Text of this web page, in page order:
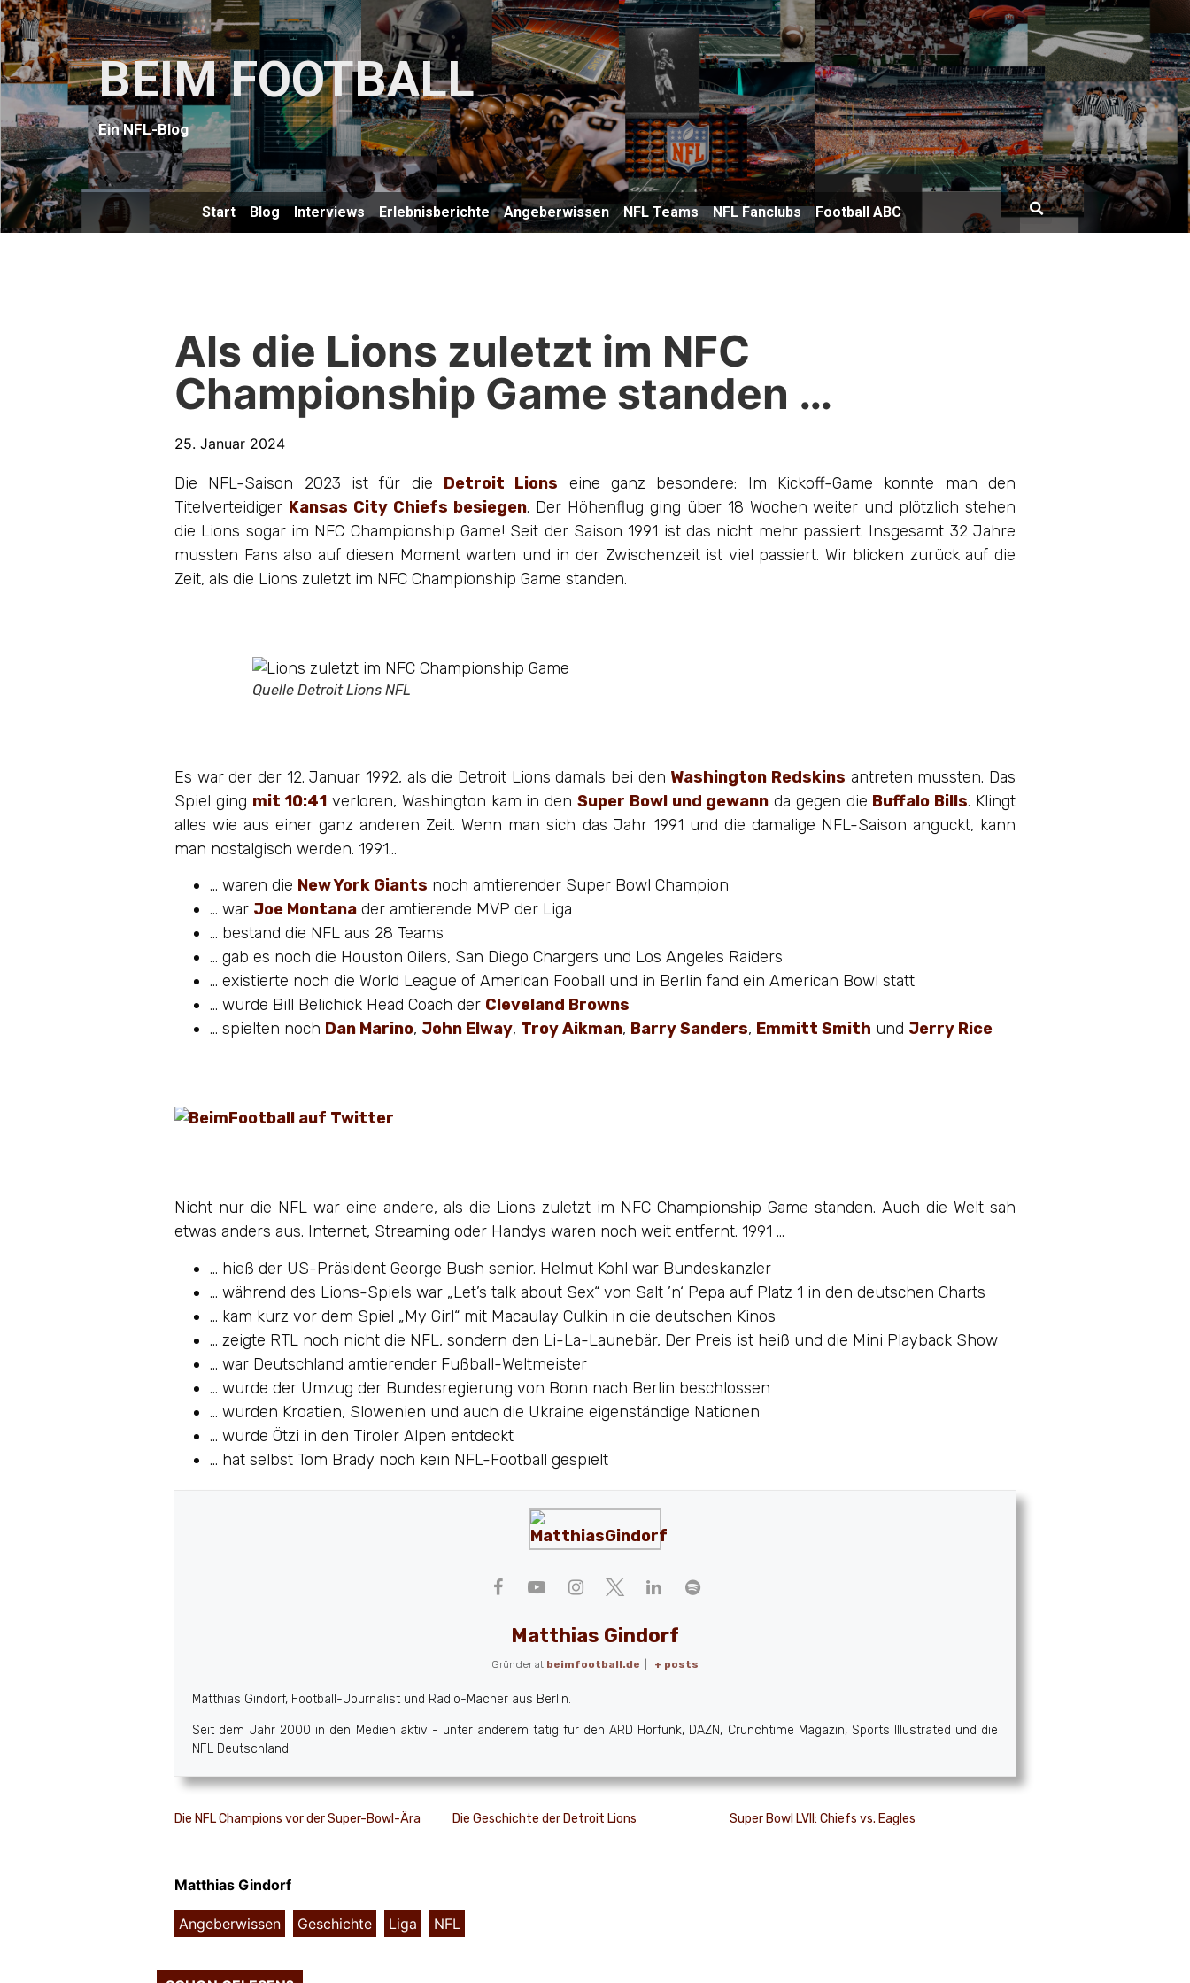
BEIM FOOTBALL
Ein NFL-Blog
Start Blog Interviews Erlebnisberichte Angeberwissen NFL Teams NFL Fanclubs Football ABC
Als die Lions zuletzt im NFC
Championship Game standen …
25. Januar 2024
Die NFL-Saison 2023 ist für die Detroit Lions eine ganz besondere: Im Kickoff-Game konnte man den
Titelverteidiger Kansas City Chiefs besiegen. Der Höhenflug ging über 18 Wochen weiter und plötzlich stehen
die Lions sogar im NFC Championship Game! Seit der Saison 1991 ist das nicht mehr passiert. Insgesamt 32 Jahre
mussten Fans also auf diesen Moment warten und in der Zwischenzeit ist viel passiert. Wir blicken zurück auf die
Zeit, als die Lions zuletzt im NFC Championship Game standen.
Quelle Detroit Lions NFL
Es war der der 12. Januar 1992, als die Detroit Lions damals bei den Washington Redskins antreten mussten. Das
Spiel ging mit 10:41 verloren, Washington kam in denSuper Bowl und gewann da gegen die Buffalo Bills. Klingt
alles wie aus einer ganz anderen Zeit. Wenn man sich das Jahr 1991 und die damalige NFL-Saison anguckt, kann
man nostalgisch werden. 1991…
… waren die New York Giants noch amtierender Super Bowl Champion
… war Joe Montana der amtierende MVP der Liga
… bestand die NFL aus 28 Teams
… gab es noch die Houston Oilers, San Diego Chargers und Los Angeles Raiders
… existierte noch die World League of American Fooball und in Berlin fand ein American Bowl statt
… wurde Bill Belichick Head Coach der Cleveland Browns
… spielten noch Dan Marino, John Elway, Troy Aikman, Barry Sanders, Emmitt Smith und Jerry Rice
Nicht nur die NFL war eine andere, als die Lions zuletzt im NFC Championship Game standen. Auch die Welt sah
etwas anders aus. Internet, Streaming oder Handys waren noch weit entfernt. 1991 …
… hieß der US-Präsident George Bush senior. Helmut Kohl war Bundeskanzler
… während des Lions-Spiels war „Let’s talk about Sex“ von Salt ’n‘ Pepa auf Platz 1 in den deutschen Charts
… kam kurz vor dem Spiel „My Girl“ mit Macaulay Culkin in die deutschen Kinos
… zeigte RTL noch nicht die NFL, sondern den Li-La-Launebär, Der Preis ist heiß und die Mini Playback Show
… war Deutschland amtierender Fußball-Weltmeister
… wurde der Umzug der Bundesregierung von Bonn nach Berlin beschlossen
… wurden Kroatien, Slowenien und auch die Ukraine eigenständige Nationen
… wurde Ötzi in den Tiroler Alpen entdeckt
… hat selbst Tom Brady noch kein NFL-Football gespielt
Matthias Gindorf
Gründer at beimfootball.de + posts
Matthias Gindorf, Football-Journalist und Radio-Macher aus Berlin.
Seit dem Jahr 2000 in den Medien aktiv - unter anderem tätig für den ARD Hörfunk, DAZN, Crunchtime Magazin, Sports Illustrated und die
NFL Deutschland.
Die NFL Champions vor der Super-Bowl-Ära Die Geschichte der Detroit Lions Super Bowl LVII: Chiefs vs. Eagles
Matthias Gindorf
Angeberwissen Geschichte Liga NFL